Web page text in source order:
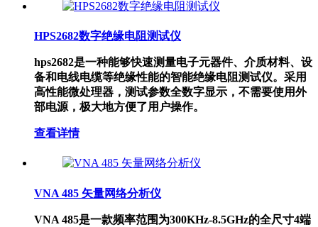
HPS2682数字绝缘电阻测试仪
hps2682是一种能够快速测量电子元器件、介质材料、设
备和电线电缆等绝缘性能的智能绝缘电阻测试仪。采用
高性能微处理器，测试参数全数字显示，不需要使用外
部电源，极大地方便了用户操作。
查看详情
VNA 485 矢量网络分析仪
VNA 485是一款频率范围为300KHz-8.5GHz的全尺寸4端